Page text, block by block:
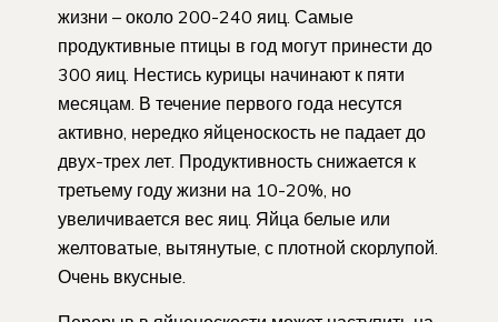
жизни – около 200-240 яиц. Самые
продуктивные птицы в год могут принести до
300 яиц. Нестись курицы начинают к пяти
месяцам. В течение первого года несутся
активно, нередко яйценоскость не падает до
двух-трех лет. Продуктивность снижается к
третьему году жизни на 10-20%, но
увеличивается вес яиц. Яйца белые или
желтоватые, вытянутые, с плотной скорлупой.
Очень вкусные.